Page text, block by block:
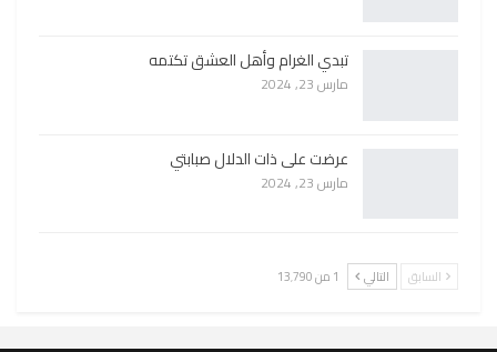
تبدي الغرام وأهل العشق تكتمه
مارس 23, 2024
عرضت على ذات الدلال صبابتي
مارس 23, 2024
السابق التالي 1 من 13٬790